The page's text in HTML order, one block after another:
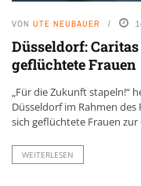
VON UTE NEUBAUER
Düsseldorf:
geflüchtete Frauen
„Für die Zukunft stapeln!“
Düsseldorf im Rahmen
sich geflüchtete Frauen
WEITERLESEN